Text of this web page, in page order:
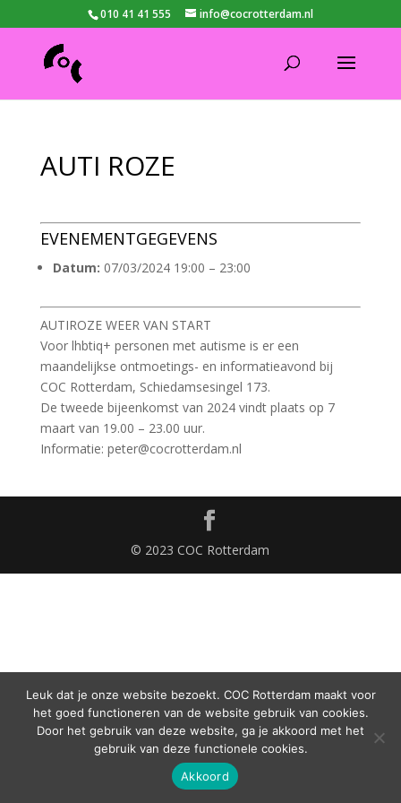
010 41 41 555 info@cocrotterdam.nl
AUTI ROZE
EVENEMENTGEGEVENS
Datum: 07/03/2024 19:00 – 23:00
AUTIROZE WEER VAN START
Voor lhbtiq+ personen met autisme is er een
maandelijkse ontmoetings- en informatieavond bij
COC Rotterdam, Schiedamsesingel 173.
De tweede bijeenkomst van 2024 vindt plaats op 7
maart van 19.00 – 23.00 uur.
Informatie: peter@cocrotterdam.nl
© 2023 COC Rotterdam
Leuk dat je onze website bezoekt. COC Rotterdam maakt voor
het goed functioneren van de website gebruik van cookies.
Door het gebruik van deze website, ga je akkoord met het
gebruik van deze functionele cookies.
Akkoord